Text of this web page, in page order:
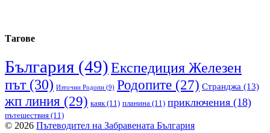
Тагове
България (49)Експедиция Железен
път(30) Източни Родопи (9) Родопите (27) Странджа (13)
жп линия (29) каяк(11) планина (11) приключения (18)
пътешествия (11)
© 2026 Пътеводител на Забравената България